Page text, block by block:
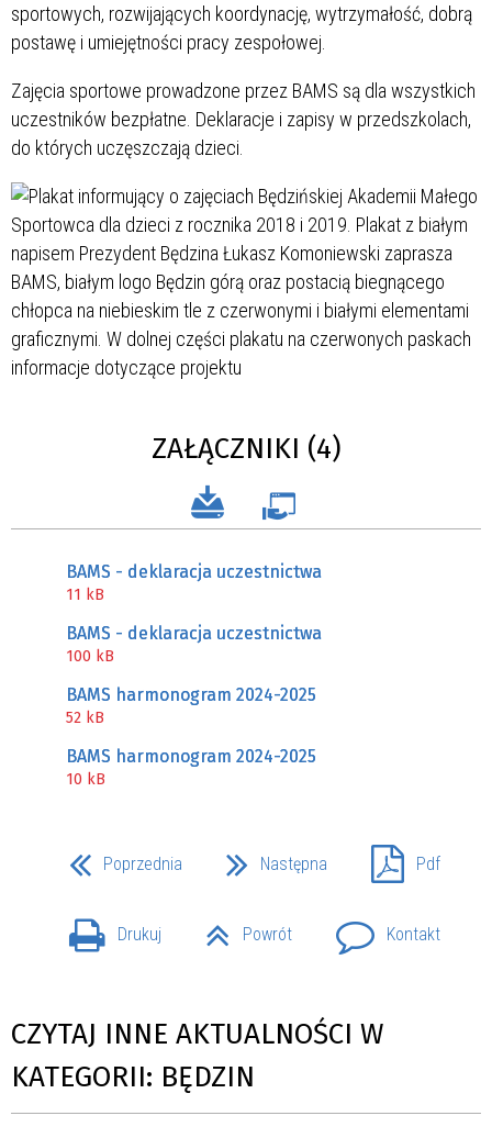
sportowych, rozwijających koordynację, wytrzymałość, dobrą
postawę i umiejętności pracy zespołowej.
Zajęcia sportowe prowadzone przez BAMS są dla wszystkich
uczestników bezpłatne. Deklaracje i zapisy w przedszkolach,
do których uczęszczają dzieci.
ZAŁĄCZNIKI (4)
BAMS - deklaracja uczestnictwa
11 kB
BAMS - deklaracja uczestnictwa
100 kB
BAMS harmonogram 2024-2025
52 kB
BAMS harmonogram 2024-2025
10 kB
Poprzednia Następna Pdf
Drukuj Powrót Kontakt
CZYTAJ INNE AKTUALNOŚCI W
KATEGORII: BĘDZIN